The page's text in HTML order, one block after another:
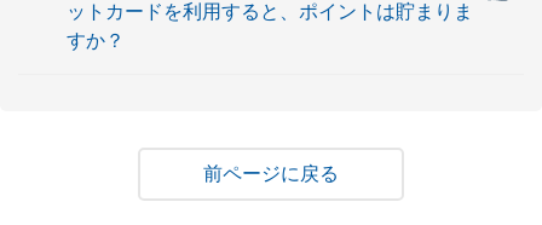
ットカードを利用すると、ポイントは貯まりま
すか？
戻る